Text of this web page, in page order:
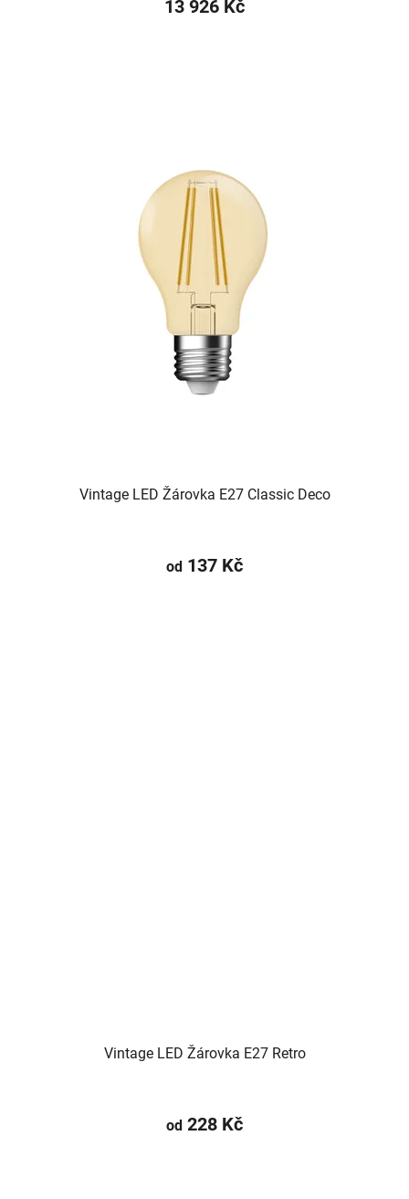
13 926 Kč
Vintage LED Žárovka E27 Classic Deco
od 137 Kč
Vintage LED Žárovka E27 Retro
od 228 Kč